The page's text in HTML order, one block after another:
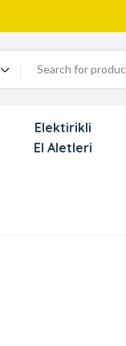
Elektirikli
El Aletleri